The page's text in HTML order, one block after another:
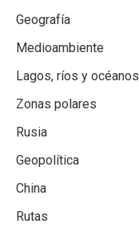
Geografía
Medioambiente
Lagos, ríos y océanos
Zonas polares
Rusia
Geopolítica
China
Rutas